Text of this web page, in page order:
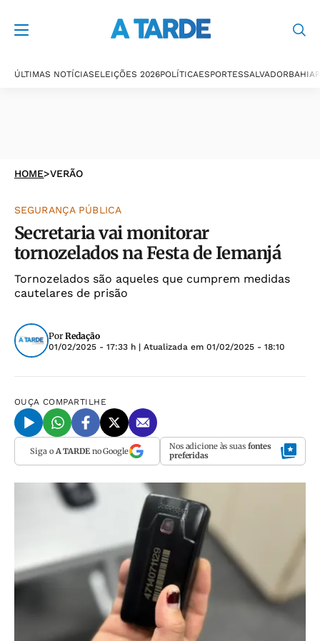
ÚLTIMAS NOTÍCIASELEIÇÕES 2026POLÍTICAESPORTESSALVADORBAHIA
HOME>VERÃO
SEGURANÇA PÚBLICA
Secretaria vai monitorar
tornozelados na Festa de Iemanjá
Tornozelados são aqueles que cumprem medidas
cautelares de prisão
Por Redação
01/02/2025 - 17:33 h | Atualizada em 01/02/2025 - 18:10
OUÇA COMPARTILHE
Siga o A TARDEno Google Nos adicione às suas fontes
preferidas